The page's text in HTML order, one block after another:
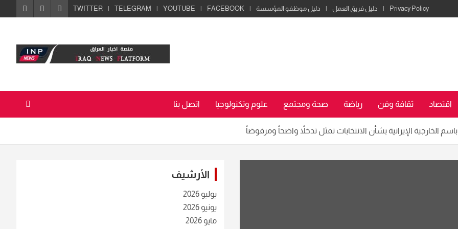
Privacy Policy دليل فريق العمل دليل موظفو المؤسسة FACEBOOK
YOUTUBE
TELEGRAM
TWITTER
اقتصاد ثقافة وفن رياضة صحة ومجتمع علوم وتكنولوجيا اتصل بنا
الخارجية الإيرانية بشأن الانتخابات تمثل تدخلاً واضحاً ومرفوضاً
الأرشيف
يوليو 2026
يونيو 2026
مايو 2026